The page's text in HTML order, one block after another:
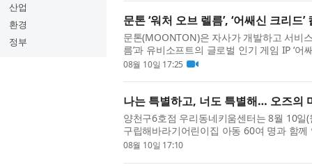
산업
환경
정부
문톤 ‘워처 오브 렐름’, ‘어쌔신 크리
문톤(MOONTON)은 자사가 개발하고 서비
름’과 유비소프트의 글로벌 인기 게임 IP ‘
실시한다고 밝혔다. 이번 컬래버레...
08월 10일 17:25
나는 특별하고, 너도 특별해… 오즈의
양천구6호점 우리동네키움센터는 8월 10
구립해바라기어린이집 아동 60여 명과 함
‘오즈의 마법사 친구들과 떠나는 특...
08월 10일 17:10